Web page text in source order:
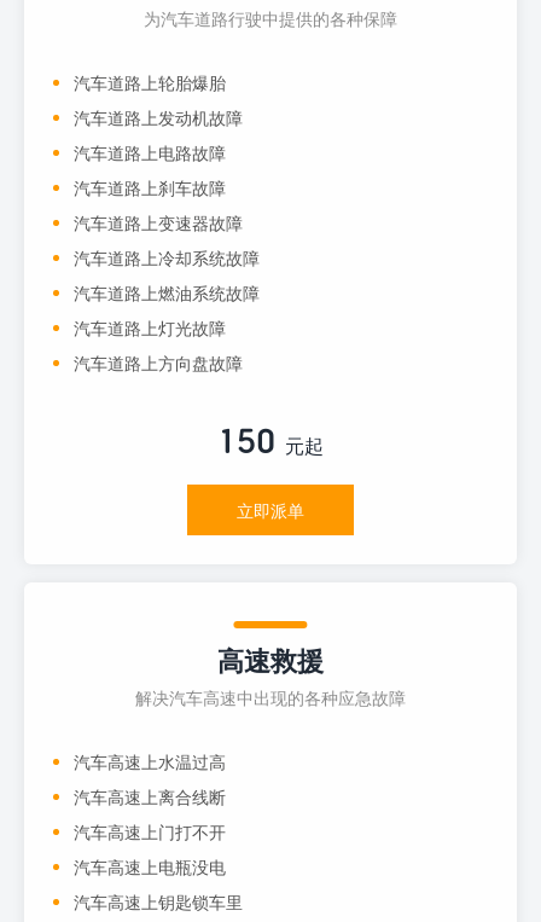
为汽车道路行驶中提供的各种保障
汽车道路上轮胎爆胎
汽车道路上发动机故障
汽车道路上电路故障
汽车道路上刹车故障
汽车道路上变速器故障
汽车道路上冷却系统故障
汽车道路上燃油系统故障
汽车道路上灯光故障
汽车道路上方向盘故障
150 元起
立即派单
高速救援
解决汽车高速中出现的各种应急故障
汽车高速上水温过高
汽车高速上离合线断
汽车高速上门打不开
汽车高速上电瓶没电
汽车高速上钥匙锁车里